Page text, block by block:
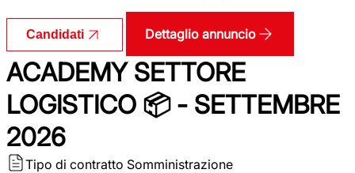
Candidati Dettaglio annuncio
ACADEMY SETTORE
LOGISTICO 📦 - SETTEMBRE
2026
Tipo di contratto Somministrazione